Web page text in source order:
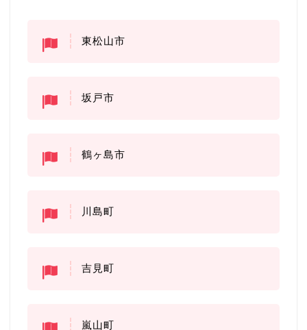
東松山市
坂戸市
鶴ヶ島市
川島町
吉見町
嵐山町